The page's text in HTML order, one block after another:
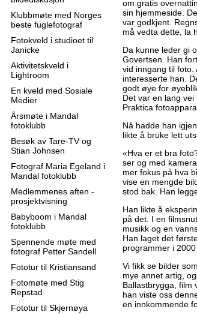
Klubbmøte med Norges
beste fuglefotograf
Fotokveld i studioet til
Janicke
Aktivitetskveld i
Lightroom
En kveld med Sosiale
Medier
Årsmøte i Mandal
fotoklubb
Besøk av Tare-TV og
Stian Johnsen
Fotograf Maria Egeland i
Mandal fotoklubb
Medlemmenes aften -
prosjektvisning
Babyboom i Mandal
fotoklubb
Spennende møte med
fotograf Petter Sandell
Fototur til Kristiansand
Fotomøte med Stig
Repstad
Fototur til Skjernøya
om gratis
sin hjemmeside.
var godkjent.
må vedta dette, la
Da kunne leder gi
Govertsen. Han
vid inngang til
interesserte han.
godt øye for
Det var en lang
Praktica
Nå hadde han
likte å bruke lett
«Hva er et bra
ser og med
mer fokus på hva
vise en mengde
stod bak. Han
Han likte å
på det. I en
musikk og en
Han laget det
programmer i
Vi fikk se bilder
mye annet artig,
Ballastbrygga, film
han viste oss
en innkommende